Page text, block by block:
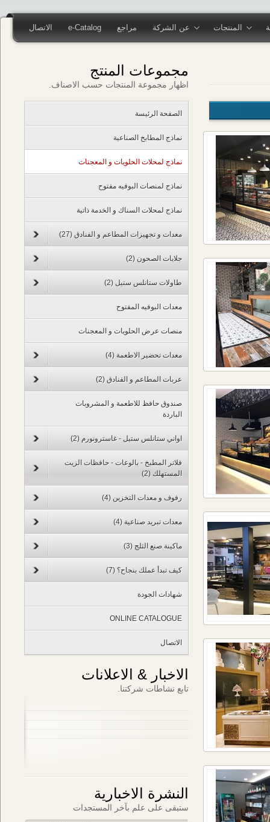
المنتجات عن الشركة مراجع e-Catalog الاتصال
مجموعات المنتج
اظهار مجموعة المنتجات حسب الاصناف.
الصفحة الرئيسة
نماذج المطابخ الصناعية
نماذج لمحلات الحلويات و المعجنات
نماذج لمنصات البوفيه مفتوح
نماذج لمحلات السناك و الخدمة ذاتية
معدات و تجهيزات المطاعم و الفنادق (27)
جلايات الصحون (2)
طاولات ستانلس ستيل (2)
معدات البوفيه المفتوح
منصات عرض الحلويات و المعجنات
معدات تحضير الاطعمة (4)
عربات المطاعم و الفنادق (2)
صندوق حافظ للاطعمة و المشروبات
الباردة
اواني ستانلس ستيل - غاسترونورم (2)
فلاتر المطبخ - بالوعات - حافظات الزيت
المستهلك (2)
رفوف و معدات التخزين (4)
معدات تبريد صناعية (4)
ماكينة صنع الثلج (3)
كيف تبدأ عملك بنجاح؟ (7)
شهادات الجودة
ONLINE CATALOGUE
الاتصال
الاخبار & الاعلانات
تابع نشاطات شركتنا.
النشرة الاخبارية
ستبقى على علم بآخر المستجدات